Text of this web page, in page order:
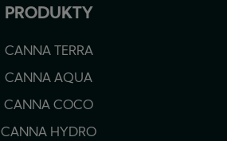
PRODUKTY
CANNA TERRA
CANNA AQUA
CANNA COCO
CANNA HYDRO